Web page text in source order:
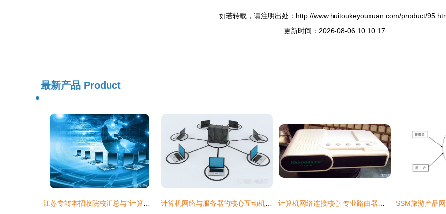
如若转载，请注明出处：http://www.huitoukeyouxuan.com/product/
更新时间：2026-08-06 10:10:17
最新产品 Product